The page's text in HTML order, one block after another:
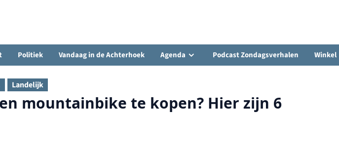
Politiek Vandaag in de Achterhoek Agenda Podcast Zondagsverhalen Winkel
Landelijk
mountainbike te kopen? Hier zijn 6